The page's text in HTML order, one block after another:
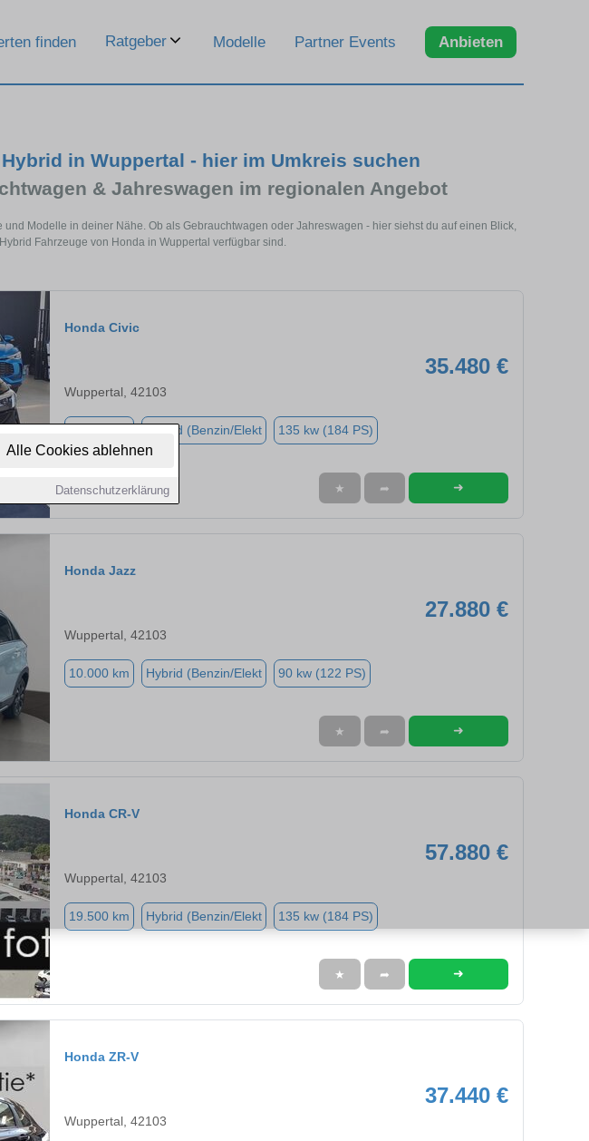
Alle Cookies ablehnen
Datenschutzerklärung
finden Ratgeber Modelle Partner Events Anbieten
in Wuppertal - hier im Umkreis suchen
& Jahreswagen im regionalen Angebot
Modelle in deiner Nähe. Ob als Gebrauchtwagen oder Jahreswagen - hier siehst du auf einen Blick,
Fahrzeuge von Honda in Wuppertal verfügbar sind.
Honda Civic
35.480 €
Wuppertal, 42103
Hybrid (Benzin/Elekt 135 kw (184 PS)
★ ➦ ➜
Honda Jazz
27.880 €
Wuppertal, 42103
10.000 km Hybrid (Benzin/Elekt 90 kw (122 PS)
★ ➦ ➜
Honda CR-V
57.880 €
Wuppertal, 42103
19.500 km Hybrid (Benzin/Elekt 135 kw (184 PS)
★ ➦ ➜
Honda ZR-V
37.440 €
Wuppertal, 42103